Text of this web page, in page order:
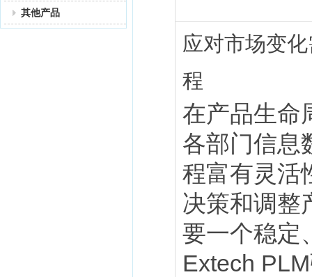
其他产品
应对市场变
程
在产品生命
各部门信息
程富有灵活
决策和调整
要一个稳定
Extech